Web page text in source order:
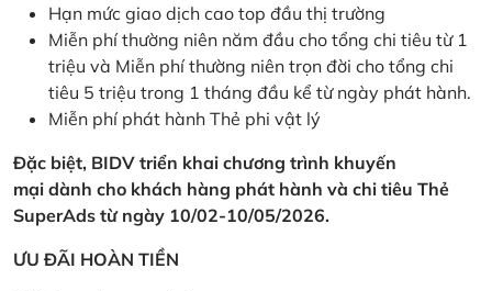
Hạn mức giao dịch cao top đầu thị trường
Miễn phí thường niên năm đầu cho tổng chi tiêu từ 1
triệu và Miễn phí thường niên trọn đời cho tổng chi
tiêu 5 triệu trong 1 tháng đầu kể từ ngày phát hành.
Miễn phí phát hành Thẻ phi vật lý
Đặc biệt, BIDV triển khai chương trình khuyến
mại dành cho khách hàng phát hành và chi tiêu Thẻ
SuperAds từ ngày 10/02-10/05/2026.
ƯU ĐÃI HOÀN TIỀN